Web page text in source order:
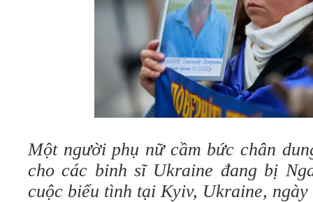
Một người phụ nữ cầm bức chân
cho các binh sĩ Ukraine đang bị
cuộc biểu tình tại Kyiv, Ukraine, ngày